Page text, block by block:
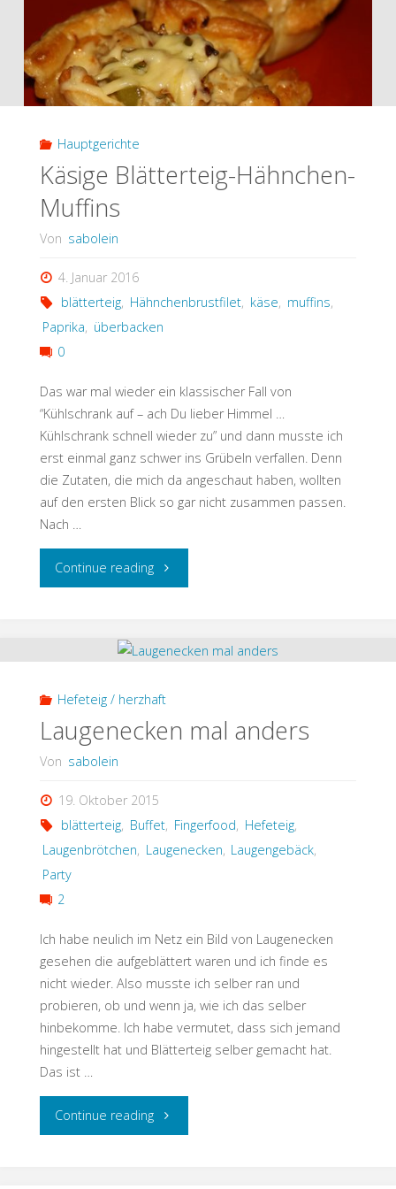
Hauptgerichte
Käsige Blätterteig-Hähnchen-
Muffins
Von sabolein
4. Januar 2016
blätterteig, Hähnchenbrustfilet, käse, muffins,
Paprika, überbacken
0
Das war mal wieder ein klassischer Fall von
“Kühlschrank auf – ach Du lieber Himmel …
Kühlschrank schnell wieder zu” und dann musste ich
erst einmal ganz schwer ins Grübeln verfallen. Denn
die Zutaten, die mich da angeschaut haben, wollten
auf den ersten Blick so gar nicht zusammen passen.
Nach …
Continue reading"Käsige
Hähnchen-
Hefeteig / herzhaft
Laugenecken mal anders
Von sabolein
19. Oktober 2015
blätterteig, Buffet, Fingerfood, Hefeteig,
Laugenbrötchen, Laugenecken, Laugengebäck,
Party
2
Ich habe neulich im Netz ein Bild von Laugenecken
gesehen die aufgeblättert waren und ich finde es
nicht wieder. Also musste ich selber ran und
probieren, ob und wenn ja, wie ich das selber
hinbekomme. Ich habe vermutet, dass sich jemand
hingestellt hat und Blätterteig selber gemacht hat.
Das ist …
Continue reading"Laugenecken